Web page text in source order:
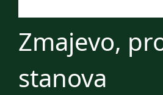
Zmajevo,
stanova